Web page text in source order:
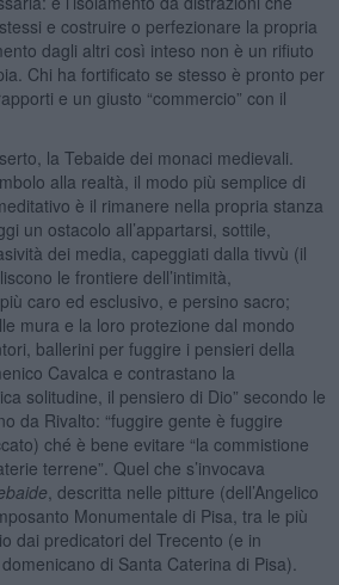
e costruire o perfezionare la propria
dagli altri così inteso non è un rifiuto
Chi ha fortificato se stesso è pronto per
e un giusto “commercio” con il
la Tebaide dei monaci medievali.
alla realtà, il modo più semplice di
è il rimanere nella propria stanza
un ostacolo all’appartarsi, sottile,
dei media, capeggiati dalla tivvù (il
le frontiere dell’intimità,
caro ed esclusivo, e persino sacro;
mura e la loro protezione dal mondo
ballerini per fuggire i pensieri della
Cavalca e contrastano la
solitudine, il pensiero di Dio” secondo le
da Rivalto: “fuggire gente è fuggire
ché è bene evitare “la commistione
terrene”. Quel che s’invocava
, descritta nelle pitture (dell’Angelico
Monumentale di Pisa, tra le più
dai predicatori del Trecento (e in
di Santa Caterina di Pisa).